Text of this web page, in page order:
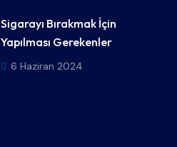
Sigarayı Bırakmak İçin
Yapılması Gerekenler
6 Haziran 2024